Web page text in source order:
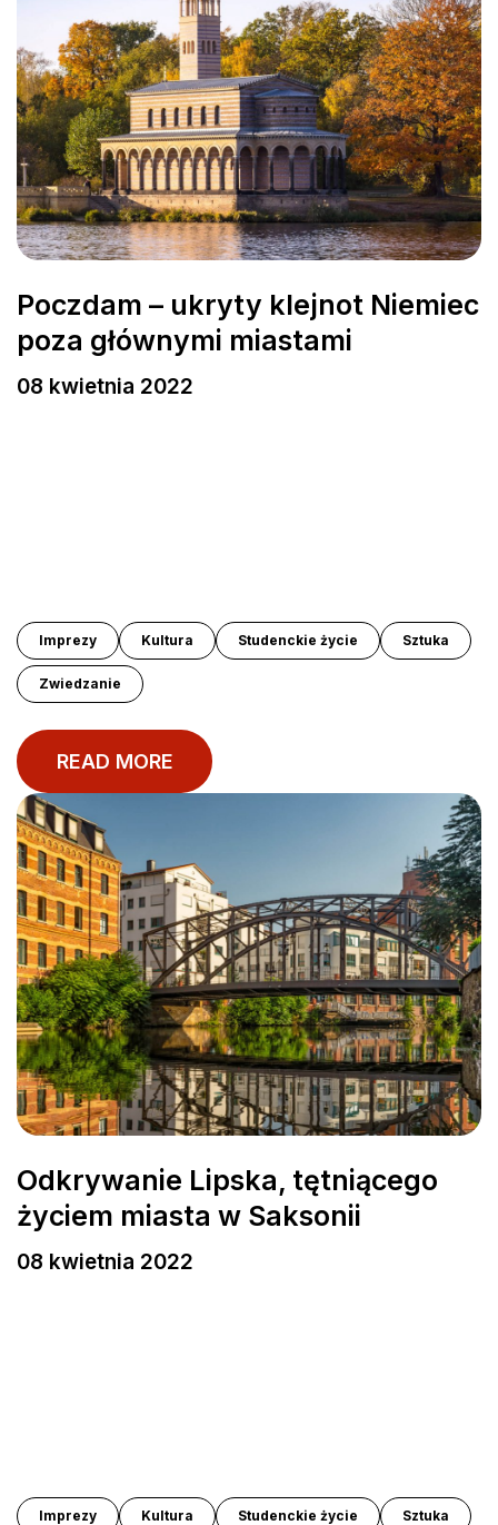
Poczdam – ukryty klejnot Niemiec
poza głównymi miastami
08 kwietnia 2022
Imprezy Kultura Studenckie życie Sztuka
Zwiedzanie
READ MORE
Odkrywanie Lipska, tętniącego
życiem miasta w Saksonii
08 kwietnia 2022
Imprezy Kultura Studenckie życie Sztuka